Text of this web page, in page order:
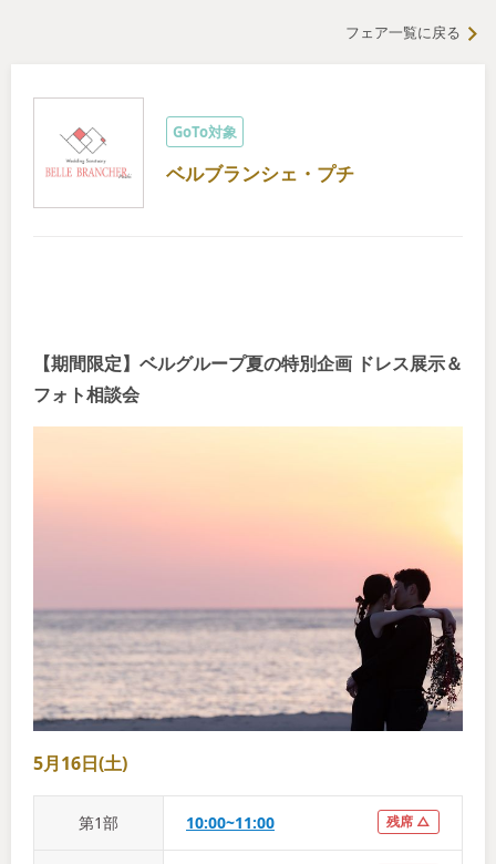
フェア一覧に戻る
GoTo対象
ベルブランシェ・プチ
【期間限定】ベルグループ夏の特別企画 ドレス展示＆
フォト相談会
5月16日(土)
第1部 10:00~11:00 残席 △